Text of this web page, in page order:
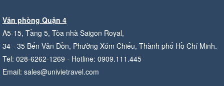
Văn phòng Quận 4
A5-15, Tầng 5, Tòa nhà Saigon Royal,
34 - 35 Bến Vân Đồn, Phường Xóm Chiếu, Thành phố Hồ Chí Minh.
Tel: 028-6262-1269 - Hotline: 0909.111.445
Email: sales@univietravel.com